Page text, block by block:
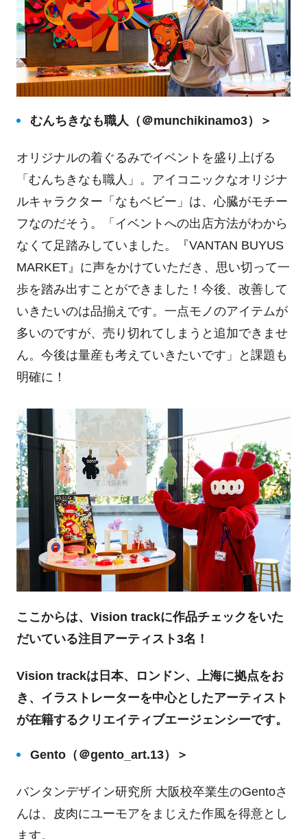
むんちきなも職人（＠munchikinamo3）＞
オリジナルの着ぐるみでイベントを盛り上げる
「むんちきなも職人」。アイコニックなオリジナ
ルキャラクター「なもベビー」は、心臓がモチー
フなのだそう。「イベントへの出店方法がわから
なくて足踏みしていました。『VANTAN BUYUS
MARKET』に声をかけていただき、思い切って一
歩を踏み出すことができました！今後、改善して
いきたいのは品揃えです。一点モノのアイテムが
多いのですが、売り切れてしまうと追加できませ
ん。今後は量産も考えていきたいです」と課題も
明確に！
ここからは、Vision trackに作品チェックをいた
だいている注目アーティスト3名！
Vision trackは日本、ロンドン、上海に拠点をお
き、イラストレーターを中心としたアーティスト
が在籍するクリエイティブエージェンシーです。
Gento（＠gento_art.13）＞
バンタンデザイン研究所 大阪校卒業生のGentoさ
んは、皮肉にユーモアをまじえた作風を得意とし
ます。